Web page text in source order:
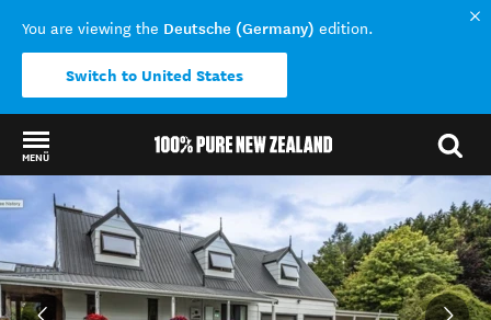
You are viewing the Deutsche (Germany) edition.
Switch to United States
MENÜ
Back to my results